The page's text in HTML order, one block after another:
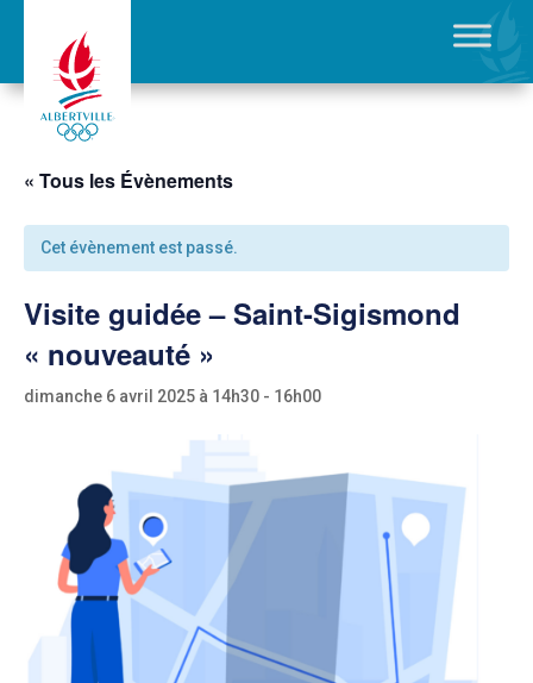
« Tous les Évènements
Cet évènement est passé.
Visite guidée – Saint-Sigismond
« nouveauté »
dimanche 6 avril 2025 à 14h30 - 16h00